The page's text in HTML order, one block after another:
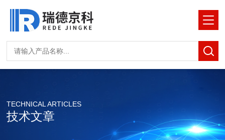
TECHNICAL ARTICLES
技术文章